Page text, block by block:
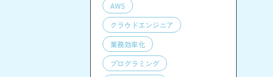
AWS
クラウドエンジニア
業務効率化
プログラミング